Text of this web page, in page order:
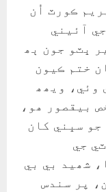
پوءِ سپريم ڪورٽ اُن
آئيني
ڀٽو جون ٻھ
ختم ڪيون
وئي، ويھھ
بيقصور ھو،
سڀني کان
جي
شھيد بي بي
آھن، پر سندس